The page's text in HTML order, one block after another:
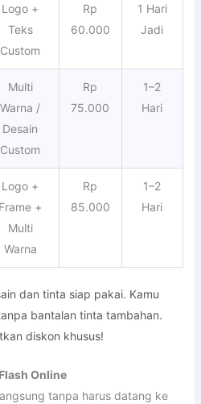
Logo +
Teks
Custom
Rp
60.000
1 Hari
Jadi
Multi
Warna /
Desain
Custom
Rp
75.000
1–2
Hari
Logo +
Frame +
Multi
Warna
Rp
85.000
1–2
Hari
dan tinta siap pakai. Kamu
bantalan tinta tambahan.
diskon khusus!
Online
tanpa harus datang ke